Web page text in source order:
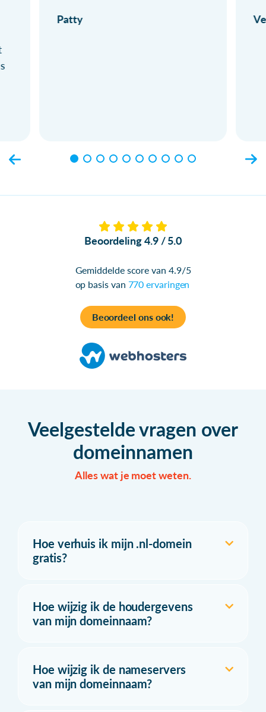
Patty
Beoordeling 4.9 / 5.0
Gemiddelde score van 4.9/5
op basis van 770 ervaringen
Beoordeel ons ook!
Veelgestelde vragen over
domeinnamen
Alles wat je moet weten.
Hoe verhuis ik mijn .nl-domein
gratis?
Hoe wijzig ik de houdergevens
van mijn domeinnaam?
Hoe wijzig ik de nameservers
van mijn domeinnaam?